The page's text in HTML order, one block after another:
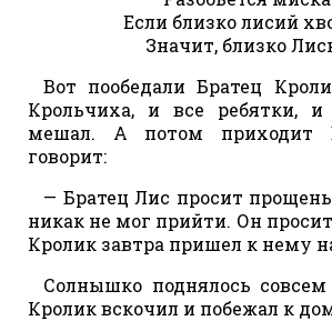
Если близко лисий
Значит, близко
Вот пообедали Братец
Крольчиха, и все ребятки,
мешал. А потом приходит
говорит:
— Братец Лис просит
никак не мог прийти. Он
Кролик завтра пришел к нему
Солнышко поднялось совсем
Кролик вскочил и побежал к